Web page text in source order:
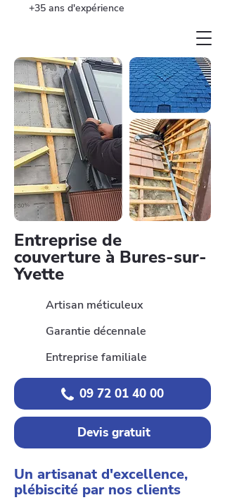
+35 ans d'expérience
Entreprise de
couverture à Bures-sur-
Yvette
Artisan méticuleux
Garantie décennale
Entreprise familiale
09 72 01 40 00
Devis gratuit
Un artisanat d'excellence,
plébiscité par nos clients